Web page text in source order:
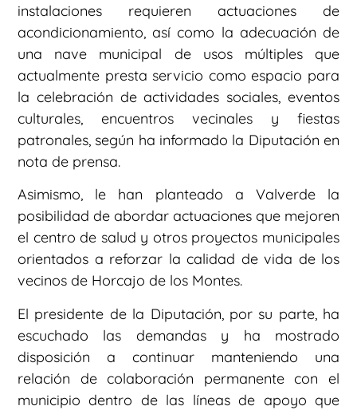
instalaciones requieren actuaciones de
acondicionamiento, así como la adecuación de
una nave municipal de usos múltiples que
actualmente presta servicio como espacio para
la celebración de actividades sociales, eventos
culturales, encuentros vecinales y fiestas
patronales, según ha informado la Diputación en
nota de prensa.
Asimismo, le han planteado a Valverde la
posibilidad de abordar actuaciones que mejoren
el centro de salud y otros proyectos municipales
orientados a reforzar la calidad de vida de los
vecinos de Horcajo de los Montes.
El presidente de la Diputación, por su parte, ha
escuchado las demandas y ha mostrado
disposición a continuar manteniendo una
relación de colaboración permanente con el
municipio dentro de las líneas de apoyo que